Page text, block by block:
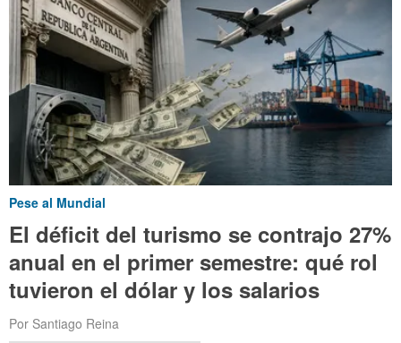
Pese al Mundial
El déficit del turismo se contrajo 27%
anual en el primer semestre: qué rol
tuvieron el dólar y los salarios
Por Santiago Reina